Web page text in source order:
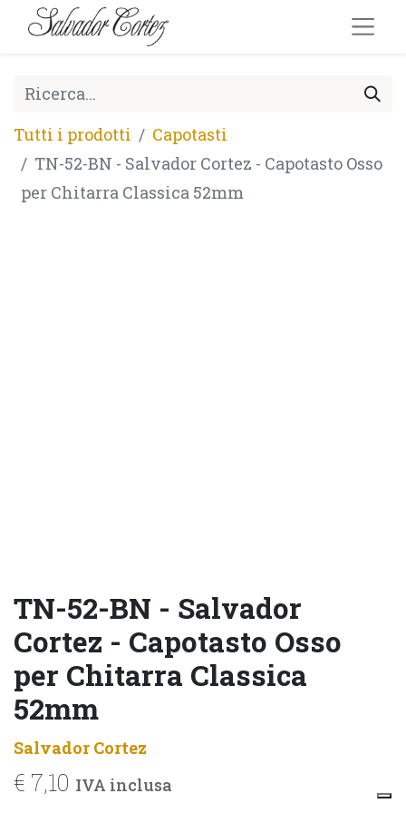
Tutti i prodotti
Capotasti
TN-52-BN - Salvador Cortez - Capotasto Osso
per Chitarra Classica 52mm
TN-52-BN - Salvador
Cortez - Capotasto Osso
per Chitarra Classica
52mm
Salvador Cortez
€ 7,10 IVA inclusa